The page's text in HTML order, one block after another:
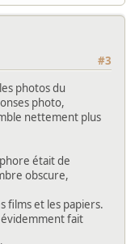
#3
photos du
photo,
nettement plus
était de
obscure,
films et les papiers.
fait